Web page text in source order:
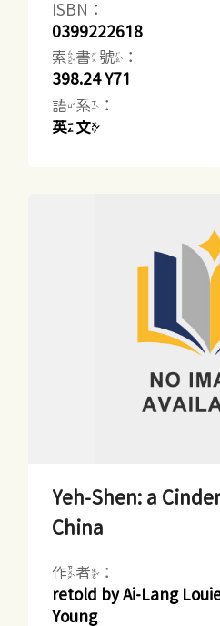
ISBN：
0399222618
索書號：
398.24 Y71
語系：
英文
Yeh-Shen: a
China
作者：
retold by Ai-Lang
Young